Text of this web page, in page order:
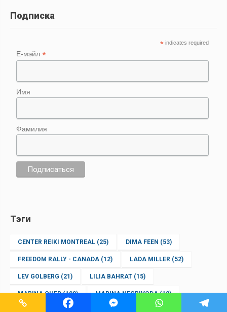
Подписка
* indicates required
Е-мэйл*
Имя
Фамилия
Тэги
CENTER REIKI MONTREAL (25) DIMA FEEN (53)
FREEDOM RALLY - CANADA (12) LADA MILLER (52)
LEV GOLBERG (21) LILIA BAHRAT (15)
MARINA CHER(100) MARINA NEGRIVODA(12)